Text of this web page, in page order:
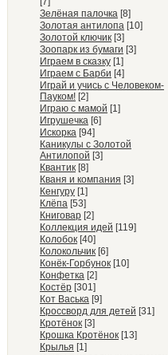
Зелёная палочка [8]
Золотая антилопа [10]
Золотой ключик [3]
Зоопарк из бумаги [3]
Играем в сказку [1]
Играем с Барби [4]
Играй и учись с Человеком-
Пауком! [2]
Играю с мамой [1]
Игрушечка [6]
Искорка [94]
Каникулы с Золотой
Антилопой [3]
Квантик [8]
Кваня и компания [3]
Кенгуру [1]
Клёпа [53]
Книговар [2]
Коллекция идей [119]
Колобок [40]
Колокольчик [6]
Конёк-Горбунок [10]
Конфетка [2]
Костёр [301]
Кот Васька [9]
Кроссворд для детей [31]
Кротёнок [3]
Крошка Кротёнок [13]
Крылья [1]